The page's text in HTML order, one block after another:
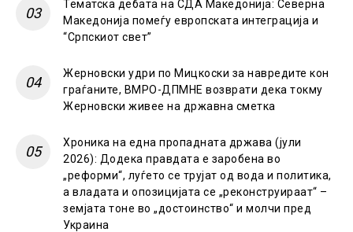
Тематска дебата на СДА Македонија: Северна
Македонија помеѓу европската интеграција и
“Српскиот свет”
Жерновски удри по Мицкоски за навредите кон
граѓаните, ВМРО-ДПМНЕ возврати дека токму
Жерновски живее на државна сметка
Хроника на една пропадната држава (јули
2026): Додека правдата е заробена во
„реформи“, луѓето се трујат од вода и политика,
а владата и опозицијата се „реконструираат“ –
земјата тоне во „достоинство“ и молчи пред
Украина